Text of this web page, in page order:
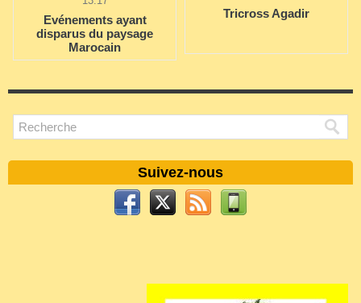
Evénements ayant
disparus du paysage
Marocain
Tricross Agadir
Suivez-nous